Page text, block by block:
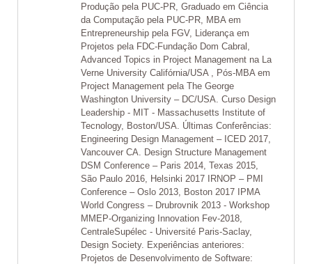
Produção pela PUC-PR, Graduado em Ciência
da Computação pela PUC-PR, MBA em
Entrepreneurship pela FGV, Liderança em
Projetos pela FDC-Fundação Dom Cabral,
Advanced Topics in Project Management na La
Verne University Califórnia/USA , Pós-MBA em
Project Management pela The George
Washington University – DC/USA. Curso Design
Leadership - MIT - Massachusetts Institute of
Tecnology, Boston/USA. Últimas Conferências:
Engineering Design Management – ICED 2017,
Vancouver CA. Design Structure Management
DSM Conference – Paris 2014, Texas 2015,
São Paulo 2016, Helsinki 2017 IRNOP – PMI
Conference – Oslo 2013, Boston 2017 IPMA
World Congress – Drubrovnik 2013 - Workshop
MMEP-Organizing Innovation Fev-2018,
CentraleSupélec - Université Paris-Saclay,
Design Society. Experiências anteriores:
Projetos de Desenvolvimento de Software: